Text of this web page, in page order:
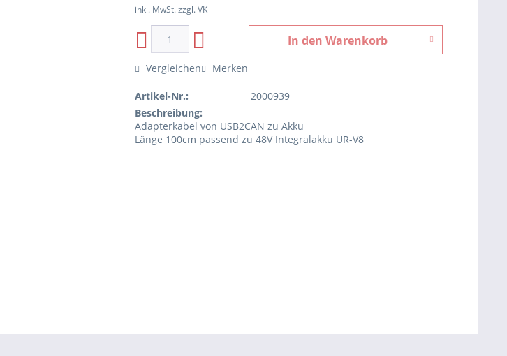
inkl. MwSt. zzgl. VK
In den Warenkorb
Vergleichen Merken
Artikel-Nr.:
2000939
Beschreibung:
Adapterkabel von USB2CAN zu Akku
Länge 100cm passend zu 48V Integralakku UR-V8